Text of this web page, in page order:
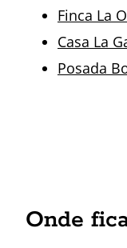
Finca La
Casa La
Posada
Onde